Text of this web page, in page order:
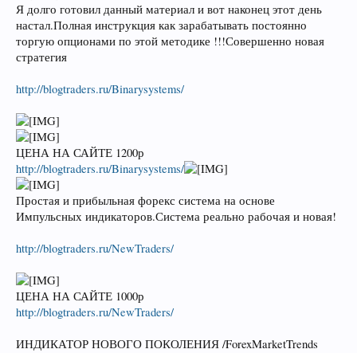
Я долго готовил данный материал и вот наконец этот день
настал.Полная инструкция как зарабатывать постоянно
торгую опционами по этой методике !!!Совершенно новая
стратегия
http://blogtraders.ru/Binarysystems/
ЦЕНА НА САЙТЕ 1200р
http://blogtraders.ru/Binarysystems/
Простая и прибыльная форекс система на основе
Импульсных индикаторов.Система реально рабочая и новая!
http://blogtraders.ru/NewTraders/
ЦЕНА НА САЙТЕ 1000р
http://blogtraders.ru/NewTraders/
ИНДИКАТОР НОВОГО ПОКОЛЕНИЯ /ForexMarketTrends